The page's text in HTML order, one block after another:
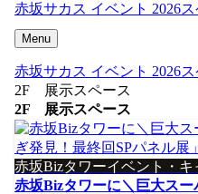
赤坂サカス イベント 2026
Menu
赤坂サカス イベント 2026
2F 展示スペース
2F 展示スペース
赤坂Bizタワーイベント・キ
赤坂Bizタワーに＼巨大ス